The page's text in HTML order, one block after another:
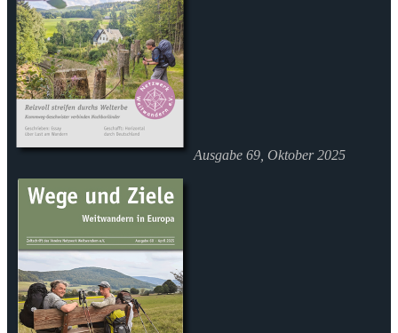
Ausgabe 69, Oktober 2025